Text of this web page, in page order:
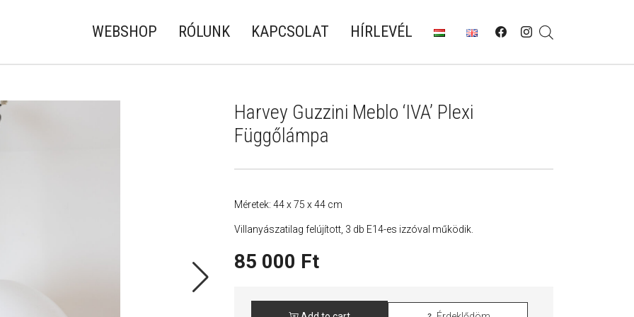
WEBSHOP RÓLUNK KAPCSOLAT HÍRLEVÉL
Harvey Guzzini Meblo ‘IVA’ Plexi
Függőlámpa
Méretek: 44 x 75 x 44 cm
Villanyászatilag felújított, 3 db E14-es izzóval működik.
85 000 Ft